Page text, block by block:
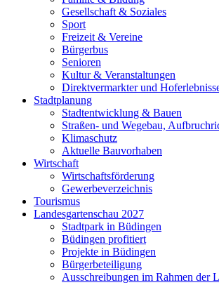
Gesellschaft & Soziales
Sport
Freizeit & Vereine
Bürgerbus
Senioren
Kultur & Veranstaltungen
Direktvermarkter und
Stadtplanung
Stadtentwicklung & Bauen
Straßen- und Wegebau,
Klimaschutz
Aktuelle Bauvorhaben
Wirtschaft
Wirtschaftsförderung
Gewerbeverzeichnis
Tourismus
Landesgartenschau 2027
Stadtpark in Büdingen
Büdingen profitiert
Projekte in Büdingen
Bürgerbeteiligung
Ausschreibungen im Rahmen der